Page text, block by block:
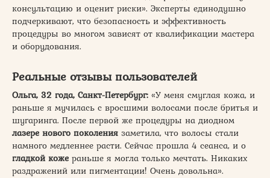
консультацию и оценит риски». Эксперты единодушно
подчеркивают, что безопасность и эффективность
процедуры во многом зависят от квалификации мастера
и оборудования.
Реальные отзывы пользователей
Ольга, 32 года, Санкт-Петербург: «У меня смуглая кожа, и
раньше я мучилась с вросшими волосами после бритья и
шугаринга. После первой же процедуры на диодном
лазере нового поколения заметила, что волосы стали
намного медленнее расти. Сейчас прошла 4 сеанса, и о
гладкой коже раньше я могла только мечтать. Никаких
раздражений или пигментации! Очень довольна».